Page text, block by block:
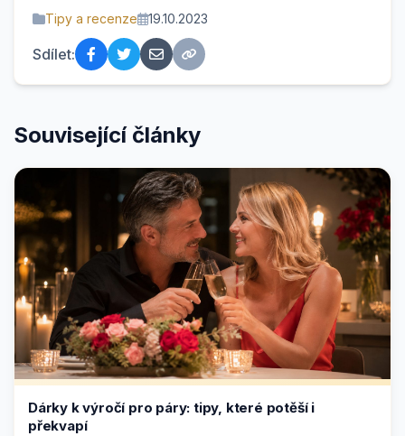
Tipy a recenze 19.10.2023
Sdílet:
Související články
Dárky k výročí pro páry: tipy, které potěší i
překvapí